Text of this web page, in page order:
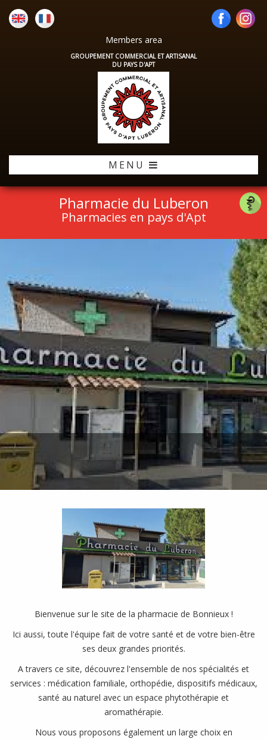
Members area
GROUPEMENT COMMERCIAL ET ARTISANAL
DU PAYS D'APT
MENU
Pharmacie du Luberon
Pharmacies en pays d'Apt
Bienvenue sur le site de la pharmacie de Bonnieux !
Ici aussi, toute l'équipe fait de votre santé et de votre bien-être
ses deux grandes priorités.
A travers ce site, découvrez l'ensemble de nos spécialités et
services : médication familiale, orthopédie, dispositifs médicaux,
santé au naturel avec un espace phytothérapie et
aromathérapie.
Nous vous proposons également un large choix en